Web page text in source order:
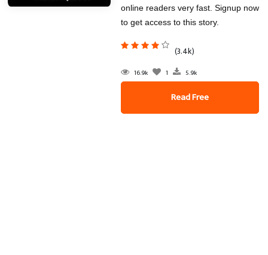
online readers very fast. Signup now
to get access to this story.
(3.4k)
16.9k 1 5.9k
Read Free